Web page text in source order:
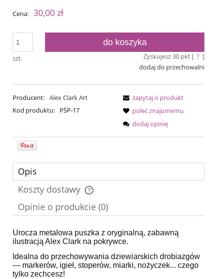
Cena: 30,00 zł
szt.
do koszyka
Zyskujesz30pkt [ ? ]
dodaj do przechowalni
Producent: Alex Clark Art
Kod produktu:
PŚP-17
zapytaj o produkt
poleć znajomemu
dodaj opinię
Opis
Koszty dostawy
Cena nie zawiera ewentualnych kosztów płatności
Opinie o produkcie (0)
Urocza metalowa puszka z oryginalną, zabawną
ilustracją Alex Clark na pokrywce.
Idealna do przechowywania dziewiarskich drobiazgów
— markerów, igieł, stoperów, miarki, nożyczek... czego
tylko zechcesz!